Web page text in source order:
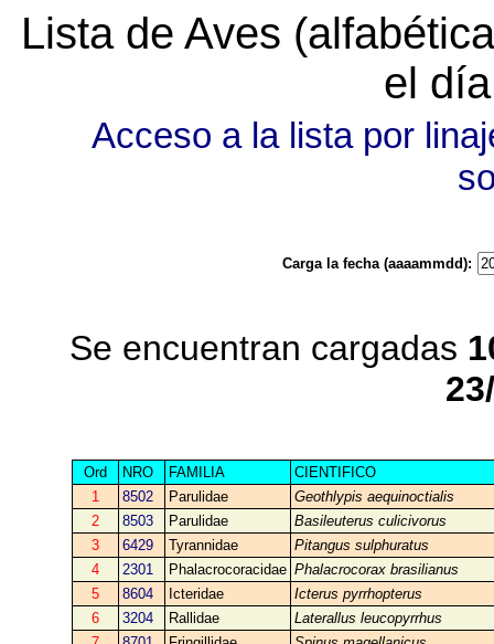
Lista de Aves
el
Acceso a la lista por
Carga la fecha (aaaammdd):
Se encuentran cargadas
Ord NRO FAMILIA
CIENTIFICO
1
8502 Parulidae
Geothlypis aequinoctialis
2
8503 Parulidae
Basileuterus culicivorus
3
6429 Tyrannidae
Pitangus sulphuratus
4
2301 Phalacrocoracidae Phalacrocorax brasilianus
5
8604 Icteridae
Icterus pyrrhopterus
6
3204 Rallidae
Laterallus leucopyrrhus